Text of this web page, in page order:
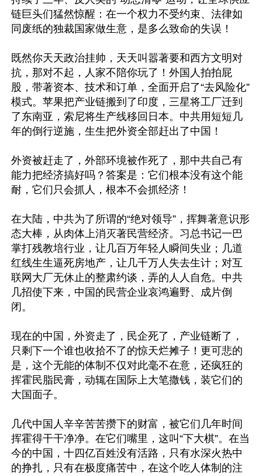
链巨头们猛然惊醒：在一个权力不受约束、法律如
同废纸的独裁国家做生意，是多么致命的失误！
既然你天天政治挂帅，天天叫嚣著要和西方文明对
抗，那对不起，人家不陪你玩了！外国人拍拍屁
股，带著资本、技术和订单，全面开启了“去风险化”
模式。苹果把产业链搬到了印度，三星将工厂迁到
了东南亚，索尼将生产线移回日本。中共用短短几
年的倒行逆施，生生把外资全部赶出了中国！
外资被赶走了，外部环境被作死了，那中共自己有
能力把经济搞好吗？答案是：它们根本没有这个能
耐，它们只会抓人，根本不会抓经济！
在大陆，中共为了所谓的“绝对领导”，挥舞著意识形
态大棒，从肉体上消灭著民营经济。习总书记一巴
掌打残教培行业，让几百万年轻人瞬间失业；几道
红线生生逼死房地产，让几千万人失去生计；对互
联网大厂无休止的整肃约谈，弄的人人自危。中共
几招使下来，中国的民营企业哀鸿遍野、成片倒
闭。
现在的中国，外资走了，民企死了，产业链断了，
只剩下一个谁也收拾不了的惊天烂摊子！更可悲的
是，这个无能的体制不仅对此毫不在意，还疯狂的
挥霍民脂民膏，动辄在国际上大笔撒钱，装它们的
大国面子。
几代中国人辛辛苦苦攒下的财富，被它们几年时间
挥霍得干干净净。在它们嘴里，这叫“下大棋”。在当
今的中国，十四亿百姓没有活路，只有水深火热中
的挣扎，只有在极度痛苦中，在这个吃人体制的注